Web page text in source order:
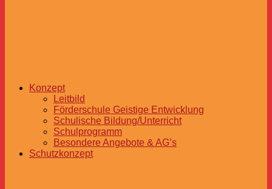
Konzept
Leitbild
Förderschule Geistige Entwicklung
Schulische Bildung/Unterricht
Schulprogramm
Besondere Angebote & AG’s
Schutzkonzept